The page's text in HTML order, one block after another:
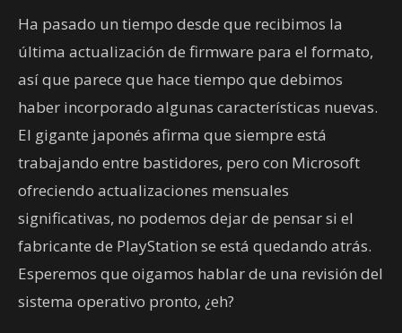
Ha pasado un tiempo desde que recibimos la
última actualización de firmware para el formato,
así que parece que hace tiempo que debimos
haber incorporado algunas características nuevas.
El gigante japonés afirma que siempre está
trabajando entre bastidores, pero con Microsoft
ofreciendo actualizaciones mensuales
significativas, no podemos dejar de pensar si el
fabricante de PlayStation se está quedando atrás.
Esperemos que oigamos hablar de una revisión del
sistema operativo pronto, ¿eh?